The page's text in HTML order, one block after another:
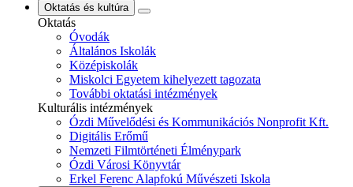
Oktatás és kultúra
Oktatás
Óvodák
Általános Iskolák
Középiskolák
Miskolci Egyetem kihelyezett tagozata
További oktatási intézmények
Kulturális intézmények
Ózdi Művelődési és Kommunikációs Nonprofit Kft.
Digitális Erőmű
Nemzeti Filmtörténeti Élménypark
Ózdi Városi Könyvtár
Erkel Ferenc Alapfokú Művészeti Iskola